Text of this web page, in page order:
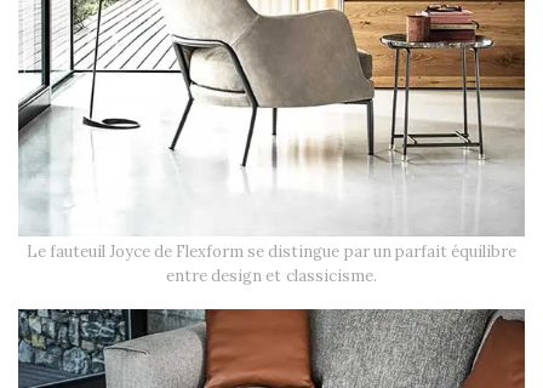
Le fauteuil Joyce de Flexform se distingue par un parfait équilibre
entre design et classicisme.